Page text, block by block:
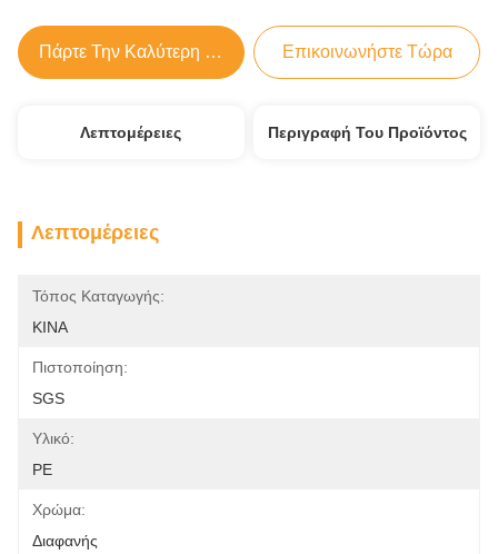
Πάρτε Την Καλύτερη Τιμή Επικοινωνήστε Τώρα
Λεπτομέρειες Περιγραφή Του Προϊόντος
Λεπτομέρειες
Τόπος Καταγωγής:
ΚΙΝΑ
Πιστοποίηση:
SGS
Υλικό:
PE
Χρώμα:
Διαφανής